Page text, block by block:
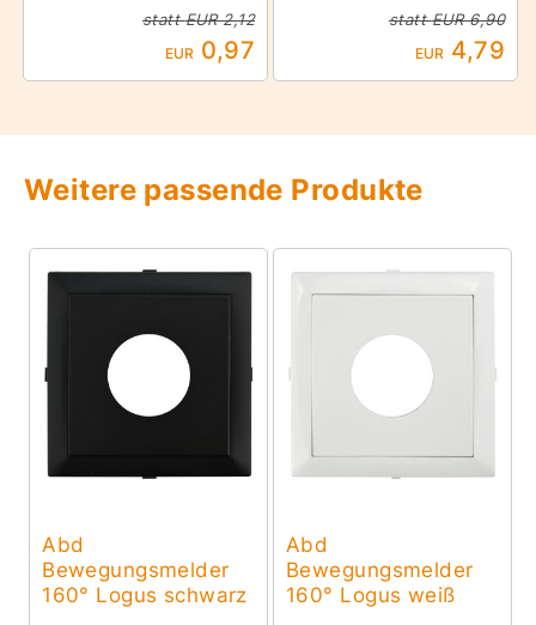
stattEUR 2,12
EUR 0,97
stattEUR 6,90
EUR 4,79
Weitere passende Produkte
Abd
Bewegungsmelder
160° Logus schwarz
Abd
Bewegungsmelder
160° Logus weiß